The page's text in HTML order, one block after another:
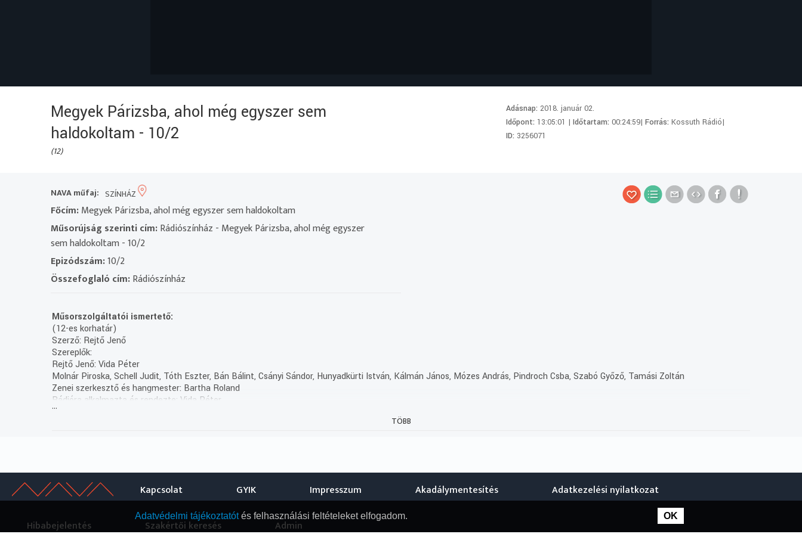
Megyek Párizsba, ahol még egyszer sem
haldokoltam - 10/2
(12)
Adásnap:2018. január 02.
Időpont: 13:05:01 |Időtartam:00:24:59|Forrás:Kossuth Rádió|
ID: 3256071
NAVA műfaj: SZÍNHÁZ
Főcím:Megyek Párizsba, ahol még egyszer sem haldokoltam
Műsorújság szerinti cím:Rádiószínház - Megyek Párizsba, ahol még egyszer
sem haldokoltam - 10/2
Epizódszám:10/2
Összefoglaló cím:Rádiószínház
Műsorszolgáltatói ismertető:
(12-es korhatár)
Szerző: Rejtő Jenő
Szereplők:
Rejtő Jenő: Vida Péter
Molnár Piroska, Schell Judit, Tóth Eszter, Bán Bálint, Csányi Sándor, Hunyadkürti István, Kálmán János, Mózes András, Pindroch Csba, Szabó Győző, Tamási Zoltán
Zenei szerkesztő és hangmester: Bartha Roland
Rádióra alkalmazta és rendezte: Vida Péter
A Duna Médiaszolgáltató nonprofit Zrt. megrendelésére, az MTVA megbízásából készítette a Thália Színház nonprofit kft. 2017-ben.
...
TÖBB
Kapcsolat GYIK Impresszum Akadálymentesítés Adatkezelési nyilatkozat
Hibabejelentés Szakértői keresés Admin
Adatvédelmi tájékoztatótés felhasználási feltételeket elfogadom. OK